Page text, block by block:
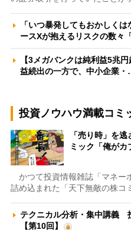
「いつ暴発してもおかしく
ースXが抱えるリスクの数々
【3メガバンクは純利益5兆
益続出の一方で、中小企業
投資ノウハウ満載コミ
「売り時」を
ミック「俺がカ
かつて投資情報雑誌「マネー
詰め込まれた「天下無敵の株コ
テクニカル分析・集中講義
【第10回】